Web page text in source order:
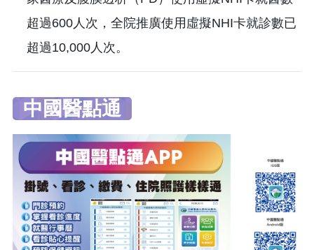
超過600人次，全院推廣使用虛擬NHI卡就診數已
超過10,000人次。
中國醫點通